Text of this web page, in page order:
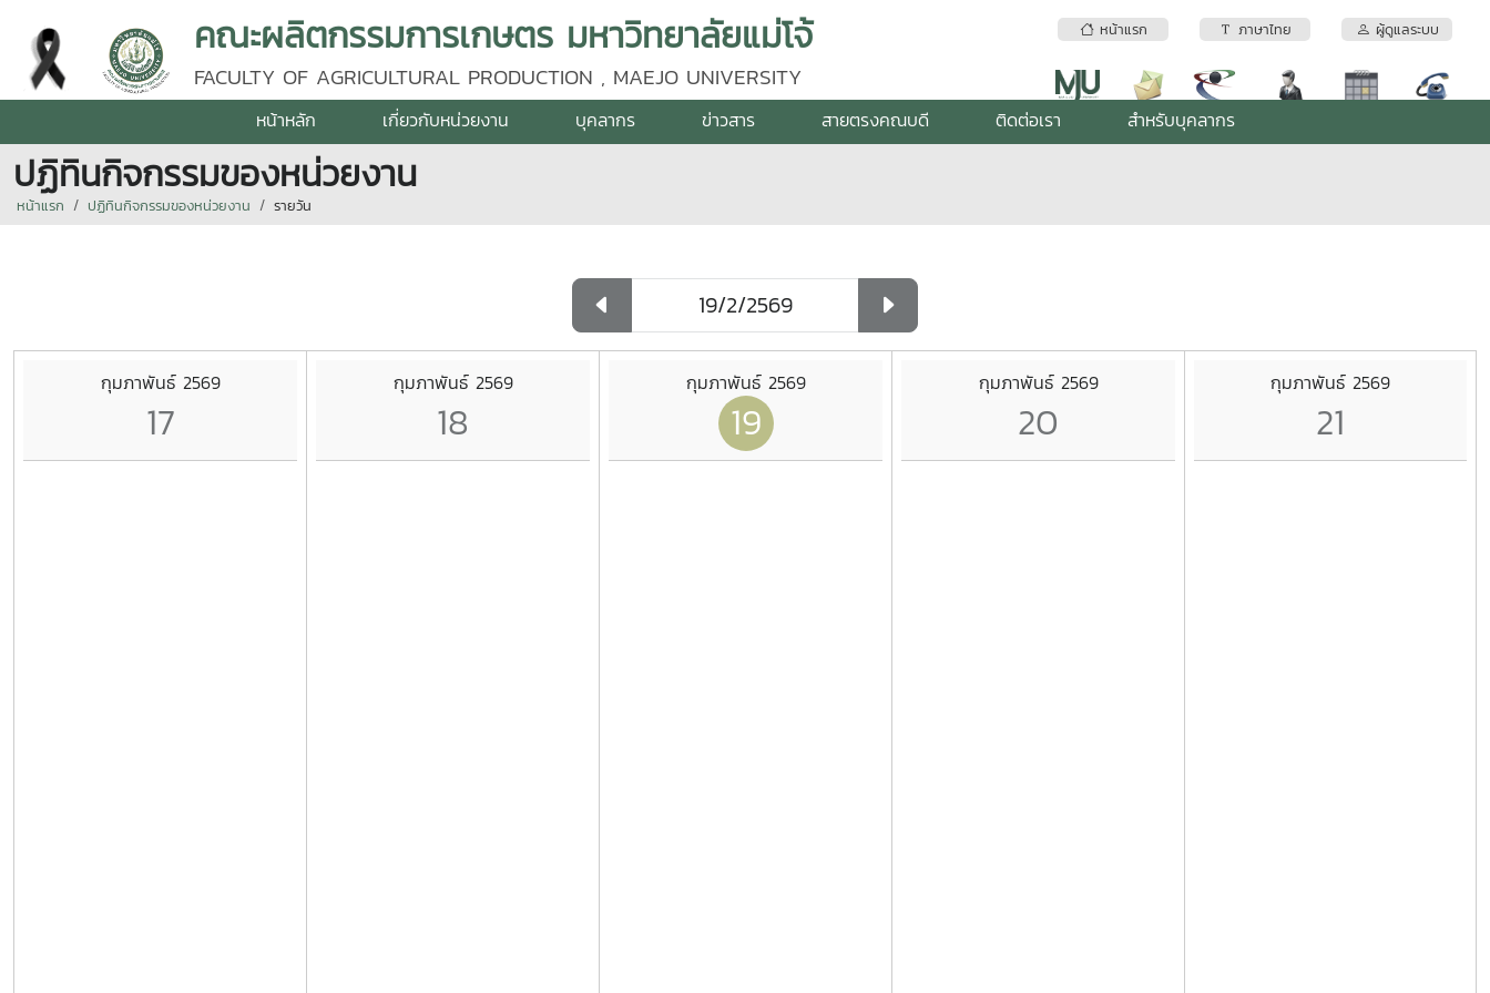
หน้าแรก ภาษาไทย ผู้ดูแลระบบ
คณะผลิตกรรมการเกษตร มหาวิทยาลัยแม่โจ้
FACULTY OF AGRICULTURAL PRODUCTION , MAEJO UNIVERSITY
หน้าหลัก เกี่ยวกับหน่วยงาน บุคลากร ข่าวสาร สายตรงคณบดี ติดต่อเรา สำหรับบุคลากร
ปฏิทินกิจกรรมของหน่วยงาน
หน้าแรก ปฏิทินกิจกรรมของหน่วยงาน รายวัน
กุมภาพันธ์ 2569
17
กุมภาพันธ์ 2569
18
กุมภาพันธ์ 2569
19
กุมภาพันธ์ 2569
20
กุมภาพันธ์ 2569
21